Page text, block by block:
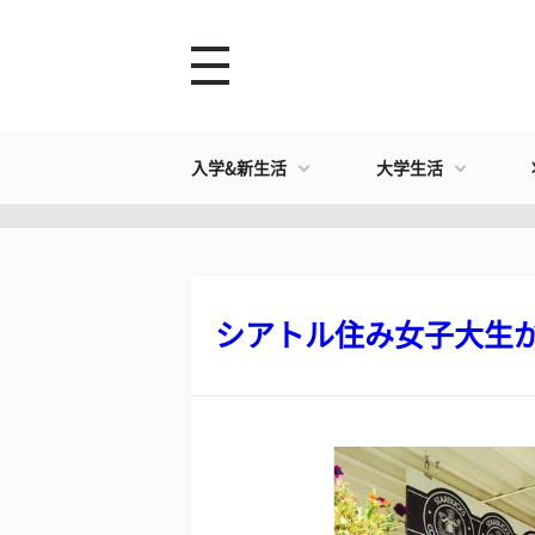
入学&新生活 大学生活
シアトル住み女子大生